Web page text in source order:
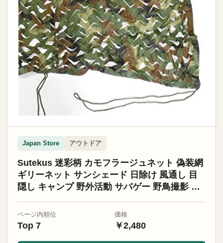
Japan Store アウトドア
Sutekus 迷彩柄 カモフラージュネット 偽装網
ギリーネット サンシェード 日除け 風通し 目
隠し キャンプ 野外活動 サバゲー 野鳥撮影 狩
ページ内順位
Top 7
価格
￥2,480